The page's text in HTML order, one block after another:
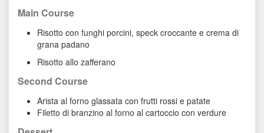
Main Course
Risotto con funghi porcini, speck croccante e crema di
grana padano
Risotto allo zafferano
Second Course
Arista al forno glassata con frutti rossi e patate
Filetto di branzino al forno al cartoccio con verdure